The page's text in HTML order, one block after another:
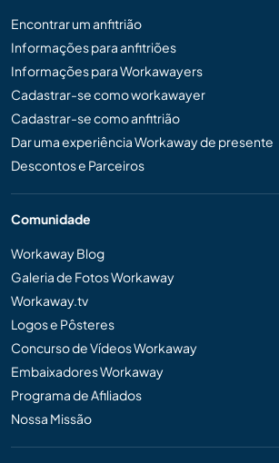
Encontrar um anfitrião
Informações para anfitriões
Informações para Workawayers
Cadastrar-se como workawayer
Cadastrar-se como anfitrião
Dar uma experiência Workaway de presente
Descontos e Parceiros
Comunidade
Workaway Blog
Galeria de Fotos Workaway
Workaway.tv
Logos e Pôsteres
Concurso de Vídeos Workaway
Embaixadores Workaway
Programa de Afiliados
Nossa Missão